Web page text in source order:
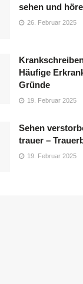
sehen und
26. Februar 2025
Häufige
Gründe
19. Februar 2025
Sehen
trauer –
19. Februar 2025